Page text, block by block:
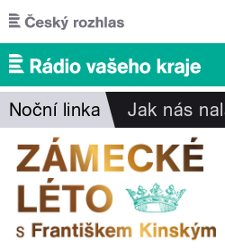
Přejít k hlavnímu obsahu
Noční linka Jak nás